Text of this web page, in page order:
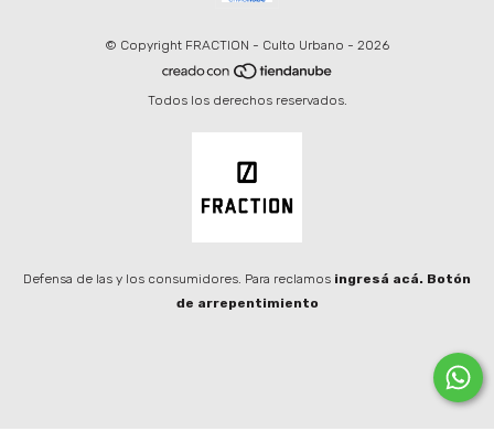
© Copyright FRACTION - Culto Urbano - 2026
Todos los derechos reservados.
Defensa de las y los consumidores. Para reclamos ingresá acá. Botón
de arrepentimiento